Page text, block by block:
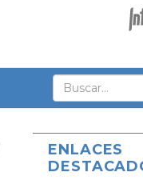
ENLACES